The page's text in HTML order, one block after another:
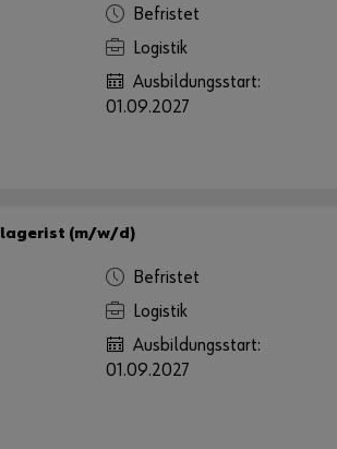
Befristet
Logistik
Ausbildungsstart:
01.09.2027
(m/w/d)
Befristet
Logistik
Ausbildungsstart:
01.09.2027